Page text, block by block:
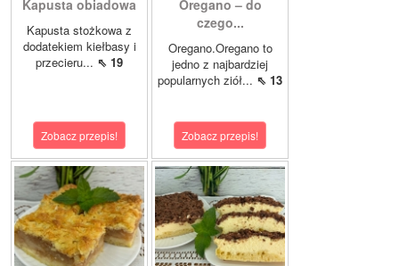
Kapusta obiadowa
Kapusta stożkowa z
dodatekiem kiełbasy i
przecieru... ⇖ 19
Zobacz przepis!
Oregano – do
czego...
Oregano.Oregano to
jedno z najbardziej
popularnych ziół... ⇖ 13
Zobacz przepis!